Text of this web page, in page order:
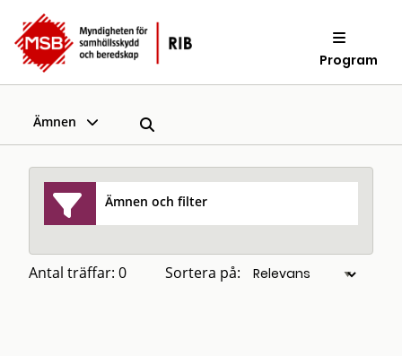
Program
Ämnen
Ämnen och filter
Antal träffar: 0 Sortera på: